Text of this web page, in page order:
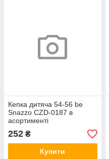
Кепка дитяча 54-56 be
Snazzo CZD-0187 в
асортименті
252 ₴
Купити